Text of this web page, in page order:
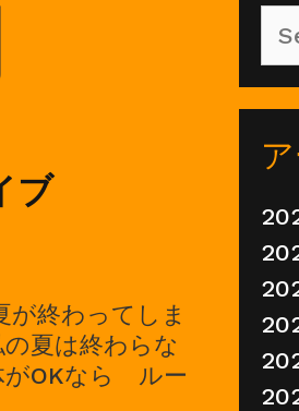
ブ
終わってしま
夏は終わらな
OKなら ルー